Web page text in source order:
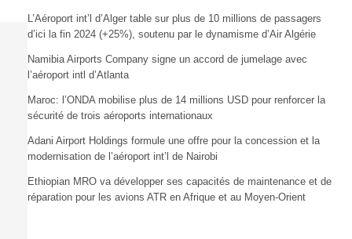
L’Aéroport int’l d’Alger table sur plus de 10 millions de passagers
d’ici la fin 2024 (+25%), soutenu par le dynamisme d’Air Algérie
Namibia Airports Company signe un accord de jumelage avec
l’aéroport intl d’Atlanta
Maroc: l’ONDA mobilise plus de 14 millions USD pour renforcer la
sécurité de trois aéroports internationaux
Adani Airport Holdings formule une offre pour la concession et la
modernisation de l’aéroport int’l de Nairobi
Ethiopian MRO va développer ses capacités de maintenance et de
réparation pour les avions ATR en Afrique et au Moyen-Orient